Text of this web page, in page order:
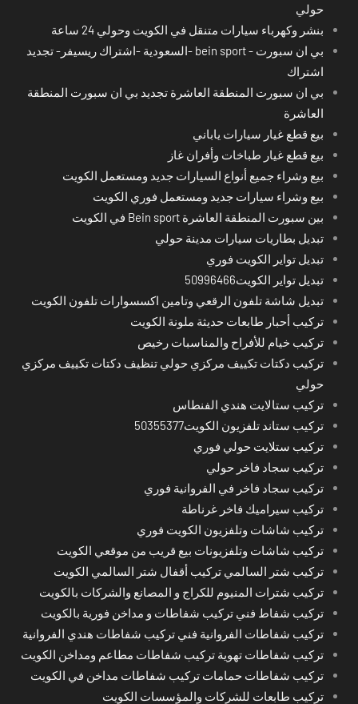
حولي
بنشر وكهرباء سيارات متنقل في الكويت وحولي 24 ساعة
بي ان سبورت - bein sport -السعودية -اشتراك ريسيفر- تجديد
اشتراك
بي ان سبورت المنطقة العاشرة تجديد بي ان سبورت المنطقة
العاشرة
بيع قطع غيار سيارات ياباني
بيع قطع غيار طباخات وأفران غاز
بيع وشراء جميع أنواع السيارات جديد ومستعمل الكويت
بيع وشراء سيارات جديد ومستعمل فوري الكويت
بين سبورت المنطقة العاشرة Bein sport في الكويت
تبديل بطاريات سيارات مدينة حولي
تبديل تواير الكويت فوري
تبديل تواير الكويت50996466
تبديل شاشة تلفون الرقعي وتامين اكسسوارات تلفون الكويت
تركيب أحبار طابعات حديثة ملونة الكويت
تركيب خيام للأفراح والمناسبات رخيص
تركيب دكتات تكييف مركزي حولي تنظيف دكتات تكييف مركزي
حولي
تركيب ستالايت هندي الفنطاس
تركيب ستاند تلفزيون الكويت50355377
تركيب ستلايت حولي فوري
تركيب سجاد فاخر حولي
تركيب سجاد فاخر في الفروانية فوري
تركيب سيراميك فاخر غرناطة
تركيب شاشات وتلفزيون الكويت فوري
تركيب شاشات وتلفزيونات بيع قريب من موقعي الكويت
تركيب شتر السالمي تركيب أقفال شتر السالمي الكويت
تركيب شترات المنيوم للكراج و المصانع والشركات بالكويت
تركيب شفاط فني تركيب شفاطات و مداخن فورية بالكويت
تركيب شفاطات الفروانية فني تركيب شفاطات هندي الفروانية
تركيب شفاطات تهوية تركيب شفاطات مطاعم ومداخن الكويت
تركيب شفاطات حمامات تركيب شفاطات مداخن في الكويت
تركيب طابعات للشركات والمؤسسات الكويت